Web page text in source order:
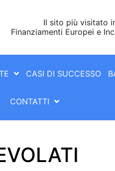
Il sito più visitato
Finanziamenti Europei e
CASI DI SUCCESSO
CONTATTI